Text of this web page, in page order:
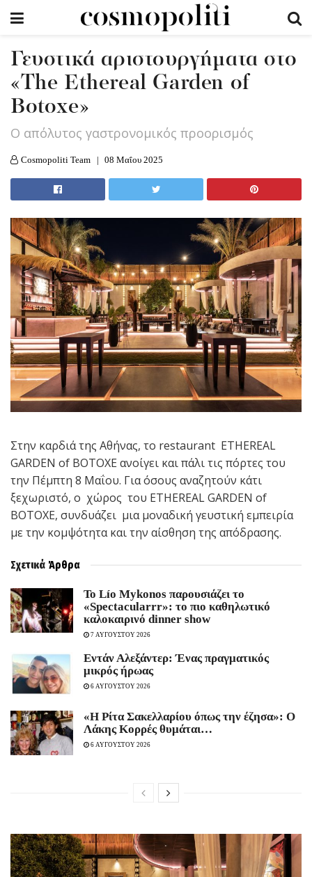
Γευστικά αριστουργήματα στο
«The Ethereal Garden of
Botoxe»
O απόλυτος γαστρονομικός προορισμός
Cosmopoliti Team 08 Μαΐου 2025
Στην καρδιά της Αθήνας, το restaurant ETHEREAL
GARDEN of BOTOXE ανοίγει και πάλι τις πόρτες του
την Πέμπτη 8 Μαΐου. Για όσους αναζητούν κάτι
ξεχωριστό, ο χώρος του ETHEREAL GARDEN of
BOTOXE, συνδυάζει μια μοναδική γευστική εμπειρία
με την κομψότητα και την αίσθηση της απόδρασης.
Σχετικά Άρθρα
Το Lío Mykonos παρουσιάζει το
«Spectacularrr»: το πιο καθηλωτικό
καλοκαιρινό dinner show
7 ΑΥΓΟΥΣΤΟΥ 2026
Εντάν Αλεξάντερ: Ένας πραγματικός
μικρός ήρωας
6 ΑΥΓΟΥΣΤΟΥ 2026
«Η Ρίτα Σακελλαρίου όπως την έζησα»: Ο
Λάκης Κορρές θυμάται…
6 ΑΥΓΟΥΣΤΟΥ 2026